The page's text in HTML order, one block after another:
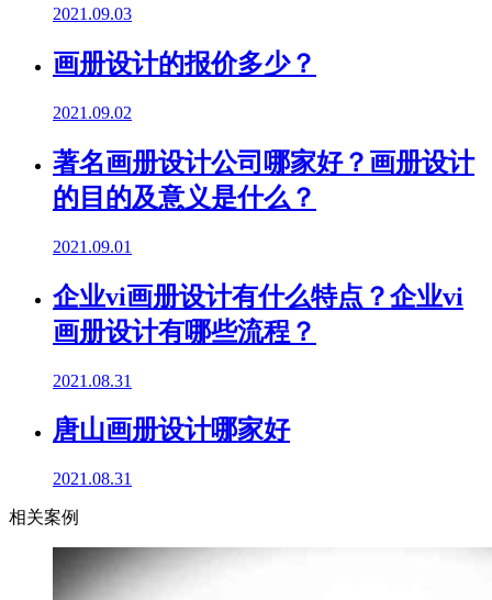
2021.09.03
画册设计的报价多少？
2021.09.02
著名画册设计公司哪家好？画册设计
的目的及意义是什么？
2021.09.01
企业vi画册设计有什么特点？企业vi
画册设计有哪些流程？
2021.08.31
唐山画册设计哪家好
2021.08.31
相关案例